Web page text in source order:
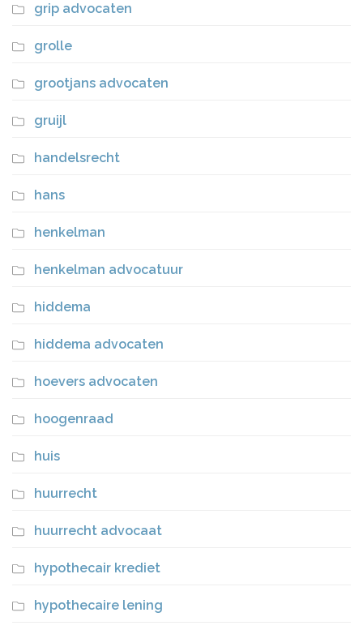
grip advocaten
grolle
grootjans advocaten
gruijl
handelsrecht
hans
henkelman
henkelman advocatuur
hiddema
hiddema advocaten
hoevers advocaten
hoogenraad
huis
huurrecht
huurrecht advocaat
hypothecair krediet
hypothecaire lening